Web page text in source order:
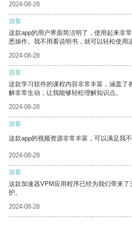
2024-08-28
游客
这款app的用户界面简洁明了，使用起来非
悉操作。我不用看说明书，就可以轻松使用
2024-08-28
游客
这款学习软件的课程内容非常丰富，涵盖了
解非常生动，让我能够轻松理解知识点。
2024-08-28
游客
这款app的视频资源非常丰富，可以满足我不
2024-08-28
游客
这款加速器VPM应用程序已经为我们带来
护。
2024-08-28